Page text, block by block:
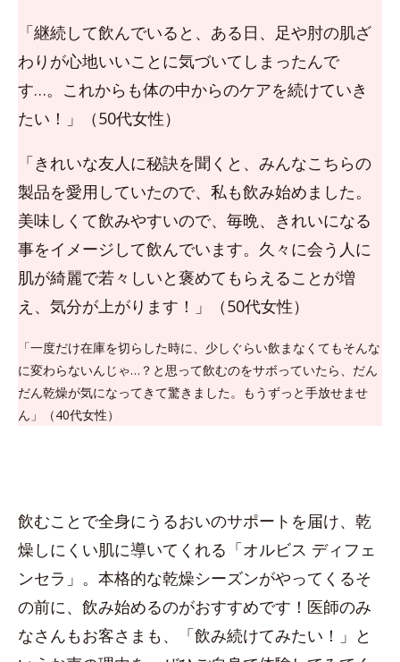
「継続して飲んでいると、ある日、足や肘の肌ざ
わりが心地いいことに気づいてしまったんで
す…。これからも体の中からのケアを続けていき
たい！」（50代女性）
「きれいな友人に秘訣を聞くと、みんなこちらの
製品を愛用していたので、私も飲み始めました。
美味しくて飲みやすいので、毎晩、きれいになる
事をイメージして飲んでいます。久々に会う人に
肌が綺麗で若々しいと褒めてもらえることが増
え、気分が上がります！」（50代女性）
「一度だけ在庫を切らした時に、少しぐらい飲まなくてもそんな
に変わらないんじゃ…？と思って飲むのをサボっていたら、だん
だん乾燥が気になってきて驚きました。もうずっと手放せませ
ん」（40代女性）
飲むことで全身にうるおいのサポートを届け、乾
燥しにくい肌に導いてくれる「オルビス ディフェ
ンセラ」。本格的な乾燥シーズンがやってくるそ
の前に、飲み始めるのがおすすめです！医師のみ
なさんもお客さまも、「飲み続けてみたい！」と